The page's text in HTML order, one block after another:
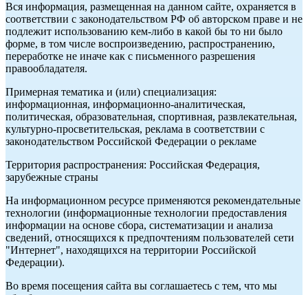
Вся информация, размещенная на данном сайте, охраняется в
соответствии с законодательством РФ об авторском праве и не
подлежит использованию кем-либо в какой бы то ни было
форме, в том числе воспроизведению, распространению,
переработке не иначе как с письменного разрешения
правообладателя.
Примерная тематика и (или) специализация:
информационная, информационно-аналитическая,
политическая, образовательная, спортивная, развлекательная,
культурно-просветительская, реклама в соответствии с
законодательством Российской Федерации о рекламе
Территория распространения: Российская Федерация,
зарубежные страны
На информационном ресурсе применяются рекомендательные
технологии (информационные технологии предоставления
информации на основе сбора, систематизации и анализа
сведений, относящихся к предпочтениям пользователей сети
"Интернет", находящихся на территории Российской
Федерации).
Во время посещения сайта вы соглашаетесь с тем, что мы